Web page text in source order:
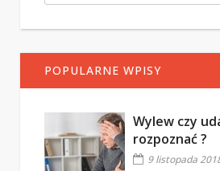
POPULARNE WPISY
Wylew czy
rozpoznać ?
9 listopada